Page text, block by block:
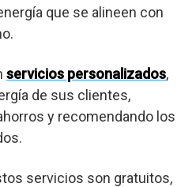
que se alineen con
servicios personalizados,
de sus clientes,
y recomendando los
servicios son gratuitos,